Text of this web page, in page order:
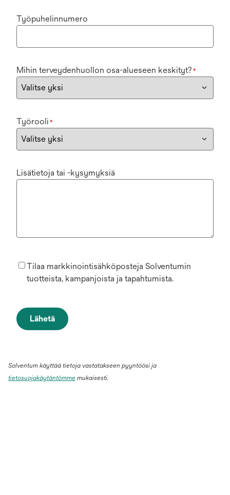
Työpuhelinnumero
Mihin terveydenhuollon osa-alueseen keskityt? *
Työrooli *
Lisätietoja tai -kysymyksiä
Tilaa markkinointisähköposteja Solventumin
tuotteista, kampanjoista ja tapahtumista.
Lähetä
Solventum käyttää tietoja vastatakseen pyyntöösi ja
tietosuojakäytäntömme mukaisesti.